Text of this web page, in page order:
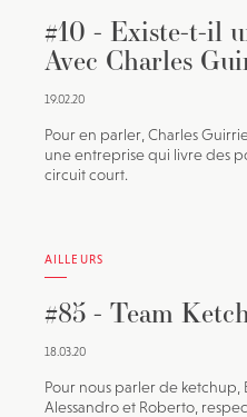
#10 - Existe-t-il
Avec Charles
19.02.20
Pour en parler, Charles
une entreprise qui livre des
circuit court.
AILLEURS
#85 - Team
18.03.20
Pour nous parler de ketchup,
Alessandro et Roberto,